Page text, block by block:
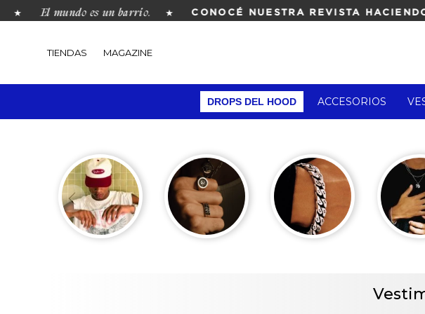
El mundo es un barrio. ★ CONOCÉ NUESTRA REVISTA HACIENDO
DROPS DEL HOOD ACCESORIOS
TIENDAS MAGAZINE